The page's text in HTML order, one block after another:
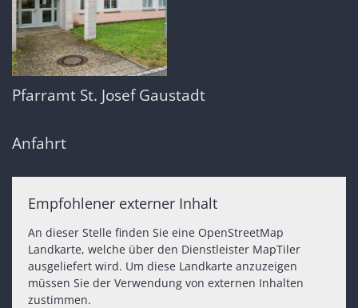
Pfarramt St. Josef Gaustadt
Anfahrt
Empfohlener externer Inhalt
An dieser Stelle finden Sie eine OpenStreetMap
Landkarte, welche über den Dienstleister MapTiler
ausgeliefert wird. Um diese Landkarte anzuzeigen
müssen Sie der Verwendung von externen Inhalten
zustimmen.